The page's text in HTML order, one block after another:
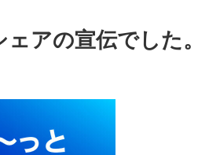
アの宣伝でした。